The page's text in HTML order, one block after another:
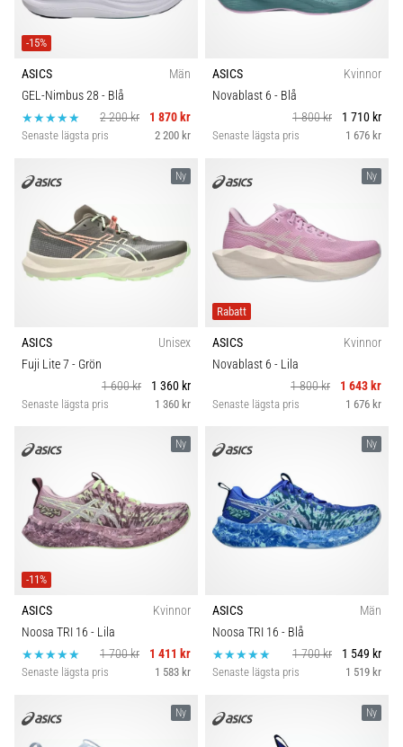
-15%
ASICS
Män
GEL-Nimbus 28 - Blå
2 200 kr
1 870 kr
Senaste lägsta pris 2 200 kr
ASICS
Kvinnor
Novablast 6 - Blå
1 800 kr
1 710 kr
Senaste lägsta pris 1 676 kr
Ny
ASICS
Unisex
Fuji Lite 7 - Grön
1 600 kr
1 360 kr
Senaste lägsta pris 1 360 kr
Ny
Rabatt
ASICS
Kvinnor
Novablast 6 - Lila
1 800 kr
1 643 kr
Senaste lägsta pris 1 676 kr
Ny
-11%
ASICS
Kvinnor
Noosa TRI 16 - Lila
1 700 kr
1 411 kr
Senaste lägsta pris 1 583 kr
Ny
ASICS
Män
Noosa TRI 16 - Blå
1 700 kr
1 549 kr
Senaste lägsta pris 1 519 kr
Ny Ny